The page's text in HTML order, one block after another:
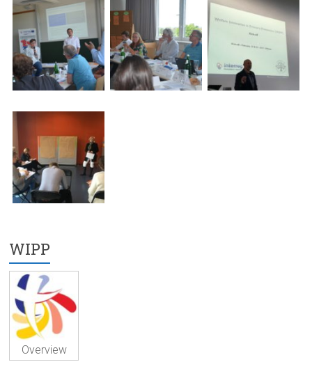
WIPP
Overview